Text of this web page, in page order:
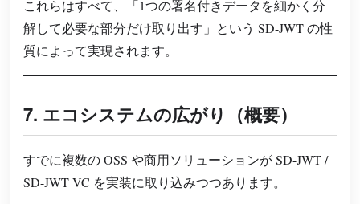
これらはすべて、「1つの署名付きデータを細かく分
解して必要な部分だけ取り出す」という SD-JWT の性
質によって実現されます。
7. エコシステムの広がり（概要）
すでに複数の OSS や商用ソリューションが SD-JWT /
SD-JWT VC を実装に取り込みつつあります。